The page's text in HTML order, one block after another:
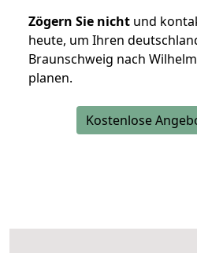
Zögern Sie nicht und
heute, um Ihren
Braunschweig nach
planen.
Kostenlose